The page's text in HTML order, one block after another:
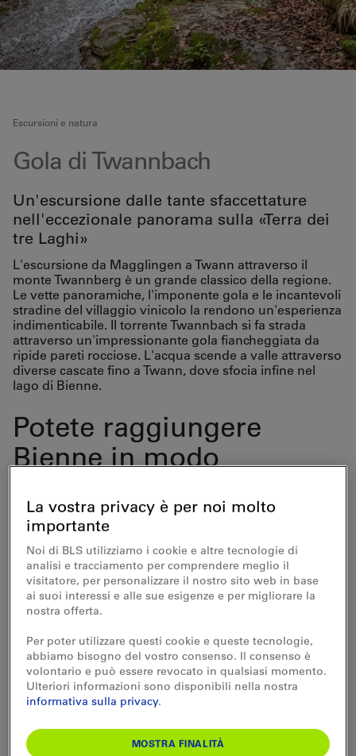
Escursioni e natura
Gola di Twannbach
Un'escursione dalle tante sfaccettature
nell'eccezionale panorama sulla «Terra dei
tre Laghi»
L'escursione da Magglingen a Twann attraverso il
monte Twannberg è un grande classico della regione.
Le vette panoramiche, l'imponente gola e le incantevoli
stradine del villaggio vinicolo la rendono un'esperienza
indimenticabile. Il torrente Twannbach si fa strada
attraverso un'impressionante gola fiancheggiata da
ripide pareti rocciose. L'acqua scende a valle attraverso
diverse cascate fino a Twann, dove sfocia infine nel
lago di Bienne.
Potete raggiungere
Bienne in modo
trasporti pubblici. Dalla
stazione, un breve
sentiero pedonale porta
alla stazione di valle
della funicolare di
Magglingen.
La vostra privacy è per noi molto
importante
Noi di BLS utilizziamo i cookie e altre tecnologie di
analisi e tracciamento per comprendere meglio il
visitatore, per personalizzare il nostro sito web in base
ai suoi interessi e alle sue esigenze e per migliorare la
nostra offerta.
Per poter utilizzare questi cookie e queste tecnologie,
abbiamo bisogno del vostro consenso. Il consenso è
volontario e può essere revocato in qualsiasi momento.
Ulteriori informazioni sono disponibili nella nostra
informativa sulla privacy.
MOSTRA FINALITÀ